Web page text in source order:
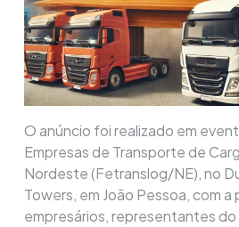
O anúncio foi realizado em
Empresas de Transporte de
Nordeste (Fetranslog/NE), no
Towers, em João Pessoa, com
empresários, representantes